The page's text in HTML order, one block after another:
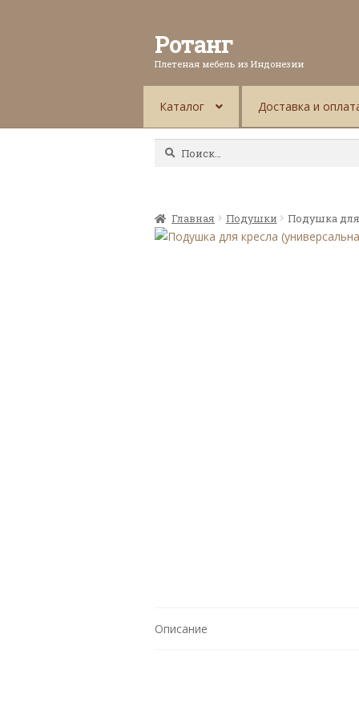
Ротанг
Плетеная мебель из Индонезии
Каталог Доставка и
Найти:
Главная Подушки Подушка для
Описание